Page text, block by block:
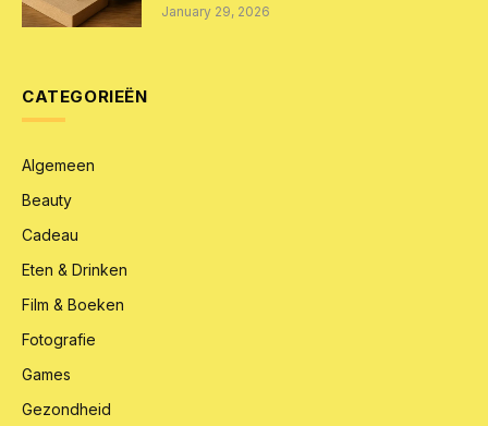
January 29, 2026
CATEGORIEËN
Algemeen
Beauty
Cadeau
Eten & Drinken
Film & Boeken
Fotografie
Games
Gezondheid